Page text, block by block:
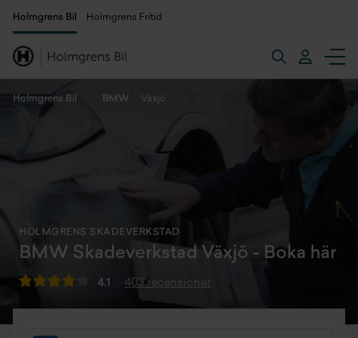
Holmgrens Bil Holmgrens Fritid
Holmgrens Bil BMW Växjö
HOLMGRENS SKADEVERKSTAD
BMW Skadeverkstad Växjö - Boka här
4.1 403 recensioner